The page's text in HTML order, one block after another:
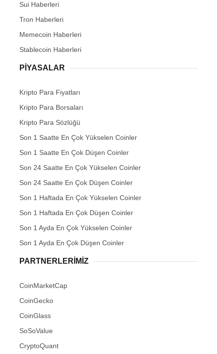
Sui Haberleri
Tron Haberleri
Memecoin Haberleri
Stablecoin Haberleri
PIYASALAR
Kripto Para Fiyatları
Kripto Para Borsaları
Kripto Para Sözlüğü
Son 1 Saatte En Çok Yükselen Coinler
Son 1 Saatte En Çok Düşen Coinler
Son 24 Saatte En Çok Yükselen Coinler
Son 24 Saatte En Çok Düşen Coinler
Son 1 Haftada En Çok Yükselen Coinler
Son 1 Haftada En Çok Düşen Coinler
Son 1 Ayda En Çok Yükselen Coinler
Son 1 Ayda En Çok Düşen Coinler
PARTNERLERIMIZ
CoinMarketCap
CoinGecko
CoinGlass
SoSoValue
CryptoQuant